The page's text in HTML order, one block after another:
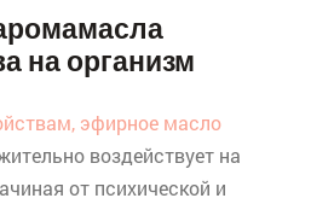
на организм
эфирное масло
воздействует на
от психической и